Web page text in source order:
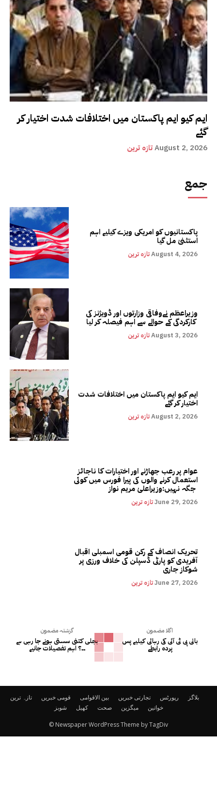
ایم کیو ایم پاکستان میں اختلافات شدت اختیار کر
گئے
تازہ ترینAugust 2, 2026
جمع
پاکستانیوں کو امریکی ویزے کیلیے اہم
استثنیٰ مل گیا
تازہ ترینAugust 4, 2026
وزیراعظم نےوفاقی وزارتوں اور ڈویژنز کی
کارکردگی کے حوالے سے اہم فیصلہ کر لیا
تازہ ترینAugust 3, 2026
ایم کیو ایم پاکستان میں اختلافات شدت
اختیار کر گئے
تازہ ترینAugust 2, 2026
عوام پر رعب جھاڑنے اور اختیارات کا ناجائز
استعمال کرنے والوں کی پیرا فورس میں کوئی
تازہ ترینJune 29, 2026
تحریک انصاف کے رکن قومی اسمبلی اقبال
آفریدی کو پارٹی ڈسپلن کی خلاف ورزی پر
شوکاز جاری
تازہ ترینJune 27, 2026
گزشتہ مضمون
بجلی کتنی سستی ہونے جا رہی ہے
۔۔؟ اہم تفصیلات جانیے
اگلا مضمون
بانی پی ٹی آئی کی رہائی کیلیے پس
پردہ رابطے
تازہ ترین قومی خبریں بین الاقوامی تجارتی خبریں رپورٹس
بلاگز
شوبز
کھیل صحت میگزین خواتین
© Newspaper WordPress Theme by TagDiv